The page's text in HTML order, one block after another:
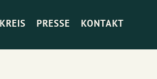
PRESSE KONTAKT